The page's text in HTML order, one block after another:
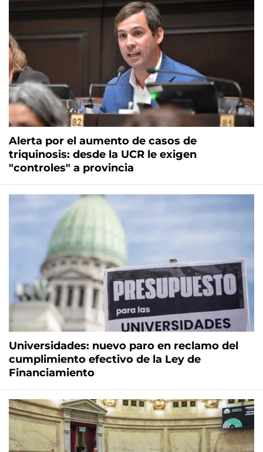
Alerta por el aumento de casos de
triquinosis: desde la UCR le exigen
"controles" a provincia
Universidades: nuevo paro en reclamo del
cumplimiento efectivo de la Ley de
Financiamiento